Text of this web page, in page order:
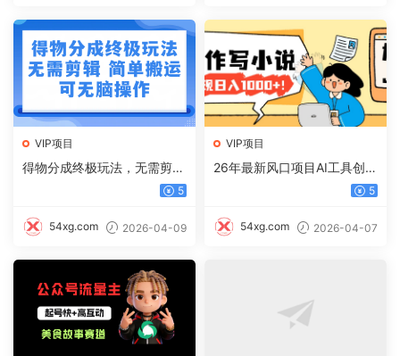
VIP项目
得物分成终极玩法，无需剪
5
54xg.com 2026-04-09
VIP项目
26年最新风口项目AI工具创作
写小说，轻松实现日入1000+
5
54xg.com 2026-04-07